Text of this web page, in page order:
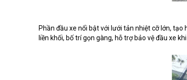
Phần đầu xe nổi bật với lưới tản nhiệt cỡ lớn,
liền khối, bố trí gọn gàng, hỗ trợ bảo vệ đầu xe